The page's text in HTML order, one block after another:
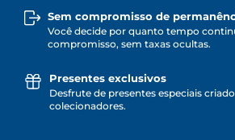
Sem compromisso de
Você decide por quanto tempo
compromisso, sem taxas ocultas.
Presentes exclusivos
Desfrute de presentes especiais
colecionadores.